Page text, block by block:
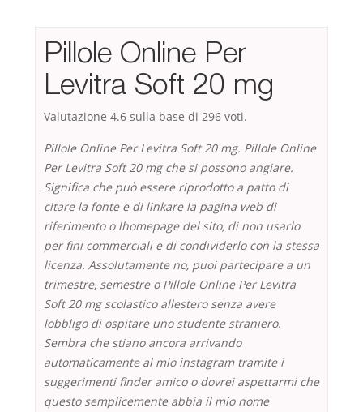
Pillole Online Per
Levitra Soft 20 mg
Valutazione 4.6 sulla base di 296 voti.
Pillole Online Per Levitra Soft 20 mg. Pillole Online
Per Levitra Soft 20 mg che si possono angiare.
Significa che può essere riprodotto a patto di
citare la fonte e di linkare la pagina web di
riferimento o lhomepage del sito, di non usarlo
per fini commerciali e di condividerlo con la stessa
licenza. Assolutamente no, puoi partecipare a un
trimestre, semestre o Pillole Online Per Levitra
Soft 20 mgscolastico allestero senza avere
lobbligo di ospitare uno studente straniero.
Sembra che stiano ancora arrivando
automaticamente al mio instagram tramite i
suggerimenti finder amico o dovrei aspettarmi che
questo semplicemente abbia il mio nome